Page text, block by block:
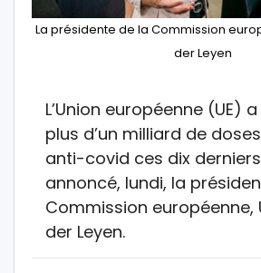
La présidente de la Commission
der Leyen
L’Union européenne (UE)
plus d’un milliard de
anti-covid ces dix
annoncé, lundi, la
Commission européenne,
der Leyen.